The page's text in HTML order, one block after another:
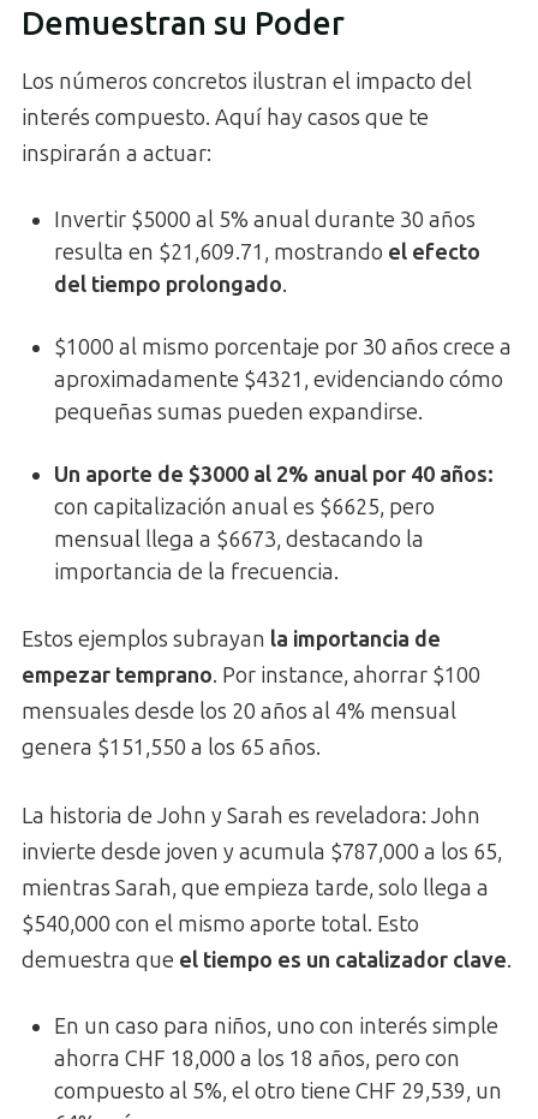
Demuestran su Poder
Los números concretos ilustran el impacto del
interés compuesto. Aquí hay casos que te
inspirarán a actuar:
Invertir $5000 al 5% anual durante 30 años
resulta en $21,609.71, mostrando el efecto
del tiempo prolongado.
$1000 al mismo porcentaje por 30 años crece a
aproximadamente $4321, evidenciando cómo
pequeñas sumas pueden expandirse.
Un aporte de $3000 al 2% anual por 40 años:
con capitalización anual es $6625, pero
mensual llega a $6673, destacando la
importancia de la frecuencia.
Estos ejemplos subrayan la importancia de
empezar temprano. Por instance, ahorrar $100
mensuales desde los 20 años al 4% mensual
genera $151,550 a los 65 años.
La historia de John y Sarah es reveladora: John
invierte desde joven y acumula $787,000 a los 65,
mientras Sarah, que empieza tarde, solo llega a
$540,000 con el mismo aporte total. Esto
demuestra que el tiempo es un catalizador clave.
En un caso para niños, uno con interés simple
ahorra CHF 18,000 a los 18 años, pero con
compuesto al 5%, el otro tiene CHF 29,539, un